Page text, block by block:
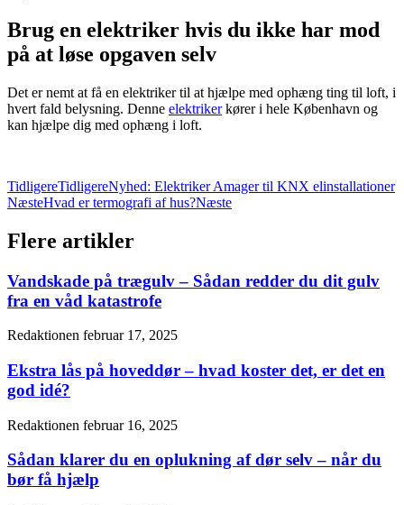
Brug en elektriker hvis du ikke har mod
på at løse opgaven selv
Det er nemt at få en elektriker til at hjælpe med ophæng ting til loft, i
hvert fald belysning. Denne elektrikerkører i hele København og
kan hjælpe dig med ophæng i loft.
TidligereTidligereNyhed: Elektriker Amager til KNX elinstallationer
NæsteHvad er termografi af hus?Næste
Flere artikler
Vandskade på trægulv – Sådan redder du dit gulv
fra en våd katastrofe
Redaktionen februar 17, 2025
Ekstra lås på hoveddør – hvad koster det, er det en
god idé?
Redaktionen februar 16, 2025
Sådan klarer du en oplukning af dør selv – når du
bør få hjælp